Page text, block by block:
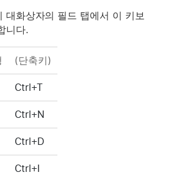
대화상자의 필드 탭에서 이 키보
니다.
(단축키)
Ctrl+T
Ctrl+N
Ctrl+D
Ctrl+I